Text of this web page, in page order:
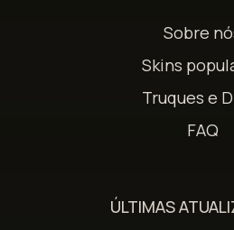
Sobre
Skins
Truques e
FAQ
ÚLTIMAS